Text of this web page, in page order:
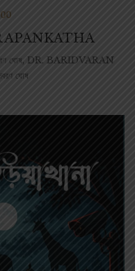
APANKATHA
ঘোষ, DR. BARIDVARAN
ঘোষ